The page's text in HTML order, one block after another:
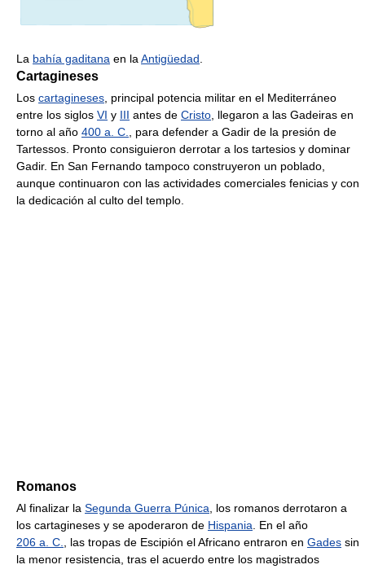
La bahía gaditana en la Antigüedad
Cartagineses
Los cartagineses , principal potencia militar en el Mediterráneo
entre los siglos VI y III antes de Cristo , llegaron a las Gadeiras en
torno al año 400 a. C.
, para defender a Gadir de la presión de
Tartessos. Pronto consiguieron derrotar a los tartesios y dominar
Gadir. En San Fernando tampoco construyeron un poblado,
aunque continuaron con las actividades comerciales fenicias y con
la dedicación al culto del templo.
Romanos
Al finalizar la Segunda Guerra Púnica , los romanos derrotaron a
los cartagineses y se apoderaron de Hispania . En el año
206 a. C.
, las tropas de Escipión el Africano entraron en Gades sin
la menor resistencia, tras el acuerdo entre los magistrados